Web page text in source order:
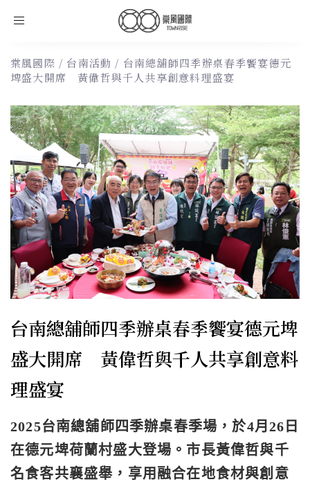
Toggle
棠風國際 / 台南活動 / 台南總舖師四季辦桌春季饗宴德元
埤盛大開席 黃偉哲與千人共享創意料理盛宴
台南總舖師四季辦桌春季饗宴德元埤
盛大開席 黃偉哲與千人共享創意料
理盛宴
2025台南總舖師四季辦桌春季場，於4月26日
在德元埤荷蘭村盛大登場。市長黃偉哲與千
名食客共襄盛舉，享用融合在地食材與創意